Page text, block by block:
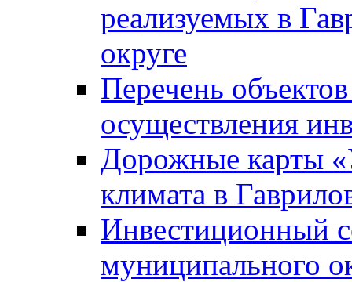
реализуемых в
округе
Перечень
осуществления
Дорожные карты
климата в
Инвестиционный
муниципального